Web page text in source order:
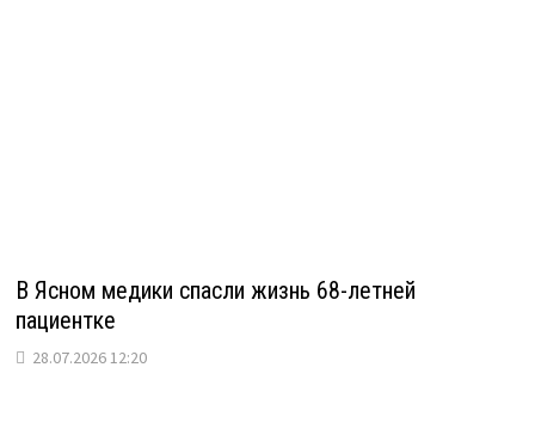
В Ясном медики спасли жизнь 68-летней
пациентке
28.07.2026 12:20